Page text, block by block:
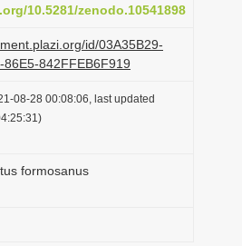
o
10.5281/zenodo.10541898
id/03A35B29-
86E5-842FFEB6F919
08-28 00:08:06, last updated
formosanus